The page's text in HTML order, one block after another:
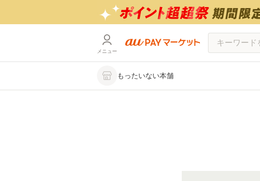
メニュー
もったいない本舗